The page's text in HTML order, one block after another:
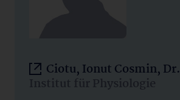
Ciotu, Ionut Cosmin, Dr.
Institut für Physiologie